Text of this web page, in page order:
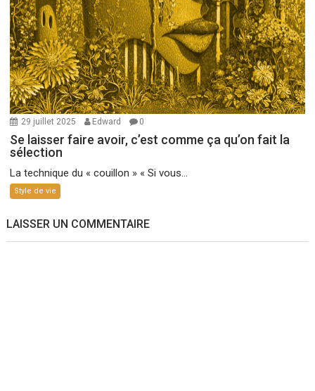
29 juillet 2025 Edward 0
Se laisser faire avoir, c’est comme ça qu’on fait la
sélection
La technique du « couillon » « Si vous...
Style de vie
LAISSER UN COMMENTAIRE